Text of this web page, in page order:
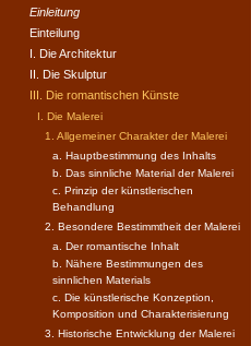
Einleitung
Einteilung
I. Die Architektur
II. Die Skulptur
III. Die romantischen Künste
I. Die Malerei
1. Allgemeiner Charakter der Malerei
a. Hauptbestimmung des Inhalts
b. Das sinnliche Material der Malerei
c. Prinzip der künstlerischen
Behandlung
2. Besondere Bestimmtheit der Malerei
a. Der romantische Inhalt
b. Nähere Bestimmungen des
sinnlichen Materials
c. Die künstlerische Konzeption,
Komposition und Charakterisierung
3. Historische Entwicklung der Malerei